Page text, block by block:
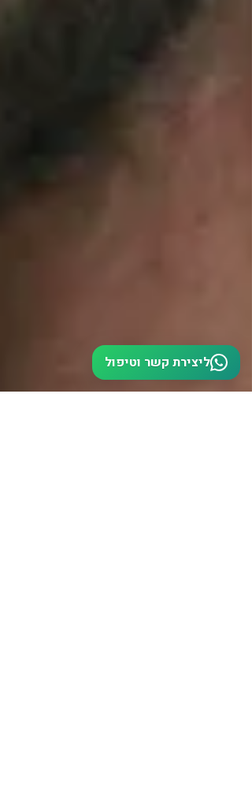
ליצירת קשר וטיפול